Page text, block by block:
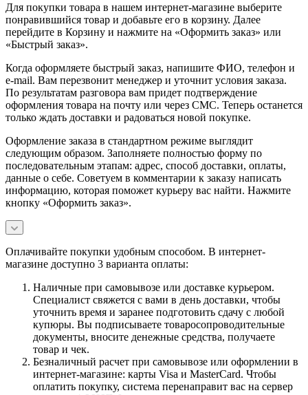
Для покупки товара в нашем интернет-магазине выберите
понравившийся товар и добавьте его в корзину. Далее
перейдите в Корзину и нажмите на «Оформить заказ» или
«Быстрый заказ».
Когда оформляете быстрый заказ, напишите ФИО, телефон и
e-mail. Вам перезвонит менеджер и уточнит условия заказа.
По результатам разговора вам придет подтверждение
оформления товара на почту или через СМС. Теперь останется
только ждать доставки и радоваться новой покупке.
Оформление заказа в стандартном режиме выглядит
следующим образом. Заполняете полностью форму по
последовательным этапам: адрес, способ доставки, оплаты,
данные о себе. Советуем в комментарии к заказу написать
информацию, которая поможет курьеру вас найти. Нажмите
кнопку «Оформить заказ».
Оплачивайте покупки удобным способом. В интернет-
магазине доступно 3 варианта оплаты:
Наличные при самовывозе или доставке курьером.
Специалист свяжется с вами в день доставки, чтобы
уточнить время и заранее подготовить сдачу с любой
купюры. Вы подписываете товаросопроводительные
документы, вносите денежные средства, получаете
товар и чек.
Безналичный расчет при самовывозе или оформлении в
интернет-магазине: карты Visa и MasterCard. Чтобы
оплатить покупку, система перенаправит вас на сервер